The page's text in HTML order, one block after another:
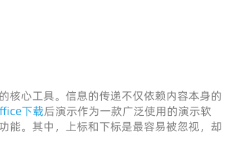
核心工具。信息的传递不仅依赖内容本身的
下载后演示作为一款广泛使用的演示软
能。其中，上标和下标是最容易被忽视，却